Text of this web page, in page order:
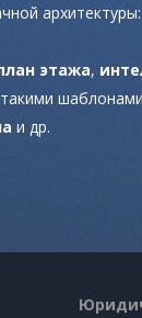
архитектуры:
этажа,
и др.